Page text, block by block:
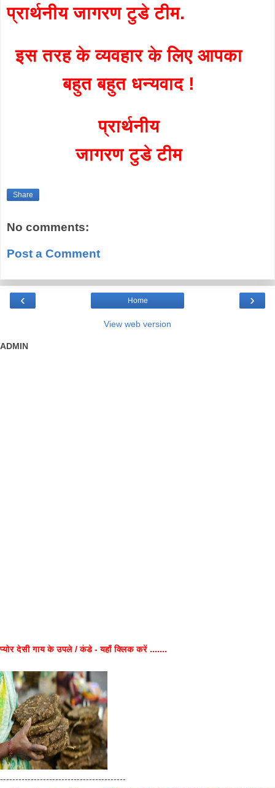
प्रार्थनीय जागरण टुडे टीम.
इस तरह के व्यवहार के लिए आपका
बहुत बहुत धन्यवाद !
प्रार्थनीय
जागरण टुडे टीम
Share
No comments:
Post a Comment
‹ ›
Home
View web version
ADMIN
प्योर देसी गाय के उपले / कंडे - यहाँ क्लिक करें .......
-----------------------------------------